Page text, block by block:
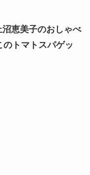
沼恵美子のおしゃべ
のトマトスパゲッ